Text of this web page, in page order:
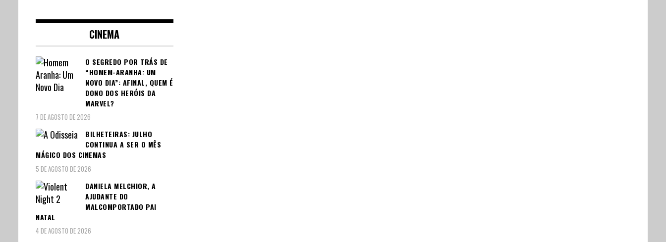
CINEMA
O SEGREDO POR TRÁS DE
“HOMEM-ARANHA: UM
NOVO DIA”: AFINAL, QUEM É
DONO DOS HERÓIS DA
MARVEL?
7 DE AGOSTO DE 2026
BILHETEIRAS: JULHO
CONTINUA A SER O MÊS
MÁGICO DOS CINEMAS
5 DE AGOSTO DE 2026
DANIELA MELCHIOR, A
AJUDANTE DO
MALCOMPORTADO PAI
NATAL
4 DE AGOSTO DE 2026